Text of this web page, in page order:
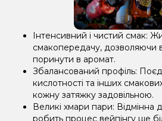
Інтенсивний і чистий смак:
смакопередачу, дозволяючи
поринути в аромат.
Збалансований профіль:
кислотності та інших
кожну затяжку задовільною.
Великі хмари пари: Відмінна
робить процес вейпінгу ще